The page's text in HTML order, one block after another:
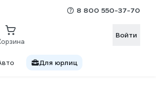
8 800 550-37-70
Войти
Для юрлиц